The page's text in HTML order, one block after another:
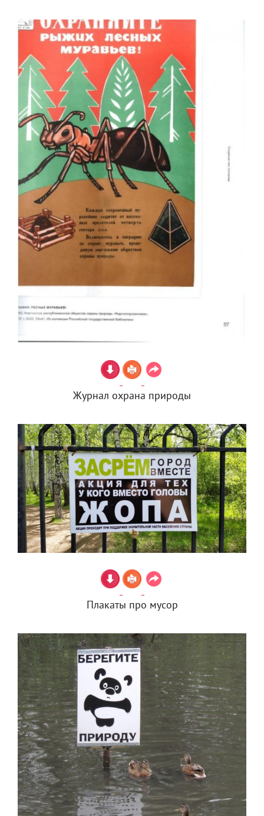
Журнал охрана природы
Плакаты про мусор